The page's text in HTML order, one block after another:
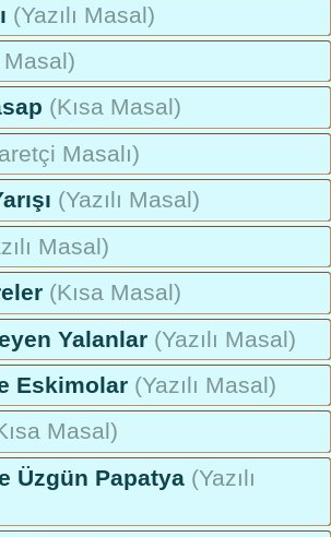
(Yazılı Masal)
Masal)
(Kısa Masal)
Masalı)
(Yazılı Masal)
Masal)
(Kısa Masal)
Yalanlar (Yazılı Masal)
Eskimolar (Yazılı Masal)
Masal)
Üzgün Papatya (Yazılı